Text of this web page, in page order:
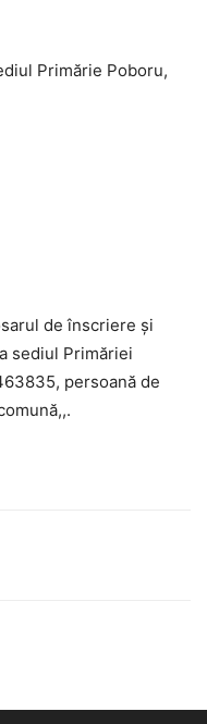
Primărie Poboru,
de înscriere şi
sediul Primăriei
persoană de